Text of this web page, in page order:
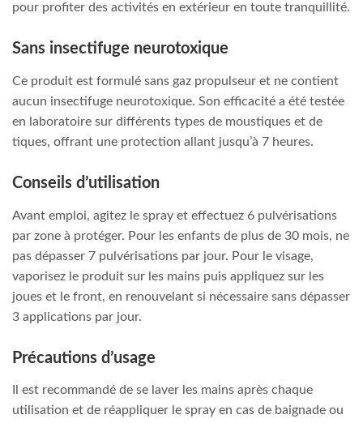
pour profiter des activités en extérieur en toute tranquillité.
Sans insectifuge neurotoxique
Ce produit est formulé sans gaz propulseur et ne contient
aucun insectifuge neurotoxique. Son efficacité a été testée
en laboratoire sur différents types de moustiques et de
tiques, offrant une protection allant jusqu’à 7 heures.
Conseils d’utilisation
Avant emploi, agitez le spray et effectuez 6 pulvérisations
par zone à protéger. Pour les enfants de plus de 30 mois, ne
pas dépasser 7 pulvérisations par jour. Pour le visage,
vaporisez le produit sur les mains puis appliquez sur les
joues et le front, en renouvelant si nécessaire sans dépasser
3 applications par jour.
Précautions d’usage
Il est recommandé de se laver les mains après chaque
utilisation et de réappliquer le spray en cas de baignade ou